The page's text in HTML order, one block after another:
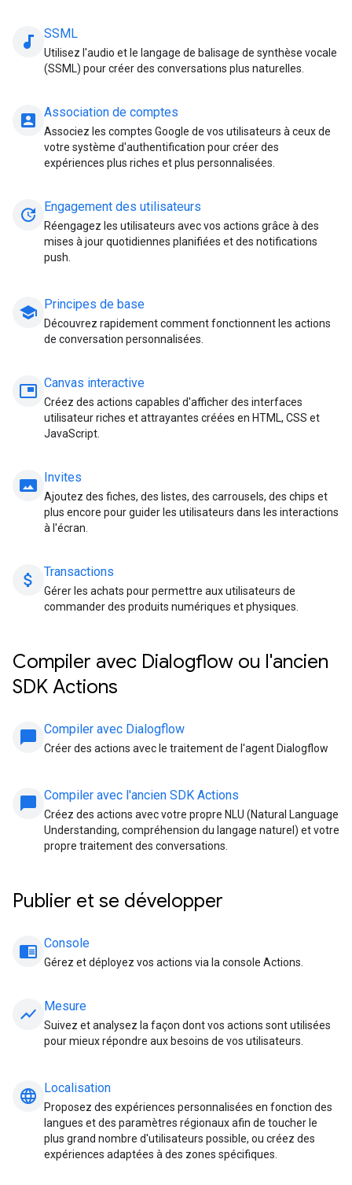
audiotrack SSML
Utilisez l'audio et le langage de balisage de synthèse vocale
(SSML) pour créer des conversations plus naturelles.
account_box Association de comptes
Associez les comptes Google de vos utilisateurs à ceux de
votre système d'authentification pour créer des
expériences plus riches et plus personnalisées.
update Engagement des utilisateurs
Réengagez les utilisateurs avec vos actions grâce à des
mises à jour quotidiennes planifiées et des notifications
push.
school Principes de base
Découvrez rapidement comment fonctionnent les actions
de conversation personnalisées.
picture_in_picture Canvas interactive
Créez des actions capables d'afficher des interfaces
utilisateur riches et attrayantes créées en HTML, CSS et
JavaScript.
panorama Invites
Ajoutez des fiches, des listes, des carrousels, des chips et
plus encore pour guider les utilisateurs dans les interactions
à l'écran.
attach_money Transactions
Gérer les achats pour permettre aux utilisateurs de
commander des produits numériques et physiques.
Compiler avec Dialogflow ou l'ancien
SDK Actions
chat_bubble Compiler avec Dialogflow
Créer des actions avec le traitement de l'agent Dialogflow
chat_bubble Compiler avec l'ancien SDK Actions
Créez des actions avec votre propre NLU (Natural Language
Understanding, compréhension du langage naturel) et votre
propre traitement des conversations.
Publier et se développer
chrome_reader_mode Console
Gérez et déployez vos actions via la console Actions.
show_chart Mesure
Suivez et analysez la façon dont vos actions sont utilisées
pour mieux répondre aux besoins de vos utilisateurs.
language Localisation
Proposez des expériences personnalisées en fonction des
langues et des paramètres régionaux afin de toucher le
plus grand nombre d'utilisateurs possible, ou créez des
expériences adaptées à des zones spécifiques.